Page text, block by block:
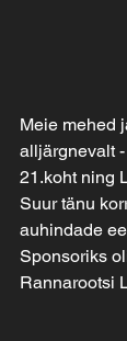
Meie mehed
alljärgnevalt
21.koht ning
Suur tänu
auhindade
Sponsoriks
Rannarootsi